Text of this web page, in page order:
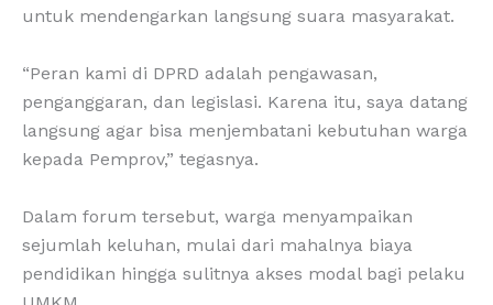
untuk mendengarkan langsung suara masyarakat.
“Peran kami di DPRD adalah pengawasan,
penganggaran, dan legislasi. Karena itu, saya datang
langsung agar bisa menjembatani kebutuhan warga
kepada Pemprov,” tegasnya.
Dalam forum tersebut, warga menyampaikan
sejumlah keluhan, mulai dari mahalnya biaya
pendidikan hingga sulitnya akses modal bagi pelaku